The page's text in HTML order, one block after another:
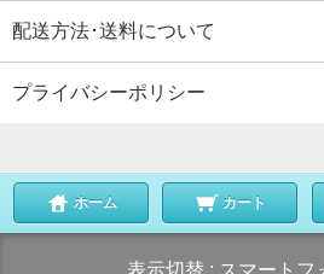
配送方法･送料について
プライバシーポリシー
ホーム カート
表示切替 : スマートフ